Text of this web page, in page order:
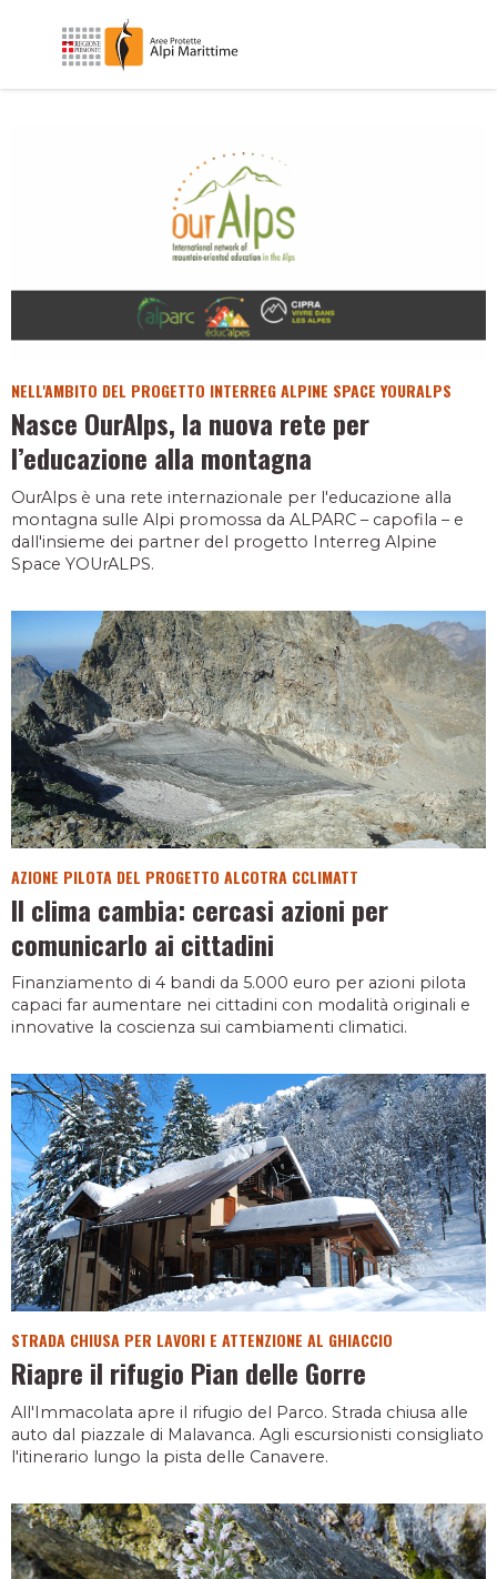
NELL'AMBITO DEL PROGETTO INTERREG ALPINE SPACE YOURALPS
Nasce OurAlps, la nuova rete per
l’educazione alla montagna
OurAlps è una rete internazionale per l'educazione alla
montagna sulle Alpi promossa da ALPARC – capofila – e
dall'insieme dei partner del progetto Interreg Alpine
Space YOUrALPS.
AZIONE PILOTA DEL PROGETTO ALCOTRA CCLIMATT
Il clima cambia: cercasi azioni per
comunicarlo ai cittadini
Finanziamento di 4 bandi da 5.000 euro per azioni pilota
capaci far aumentare nei cittadini con modalità originali e
innovative la coscienza sui cambiamenti climatici.
STRADA CHIUSA PER LAVORI E ATTENZIONE AL GHIACCIO
Riapre il rifugio Pian delle Gorre
All'Immacolata apre il rifugio del Parco. Strada chiusa alle
auto dal piazzale di Malavanca. Agli escursionisti consigliato
l'itinerario lungo la pista delle Canavere.